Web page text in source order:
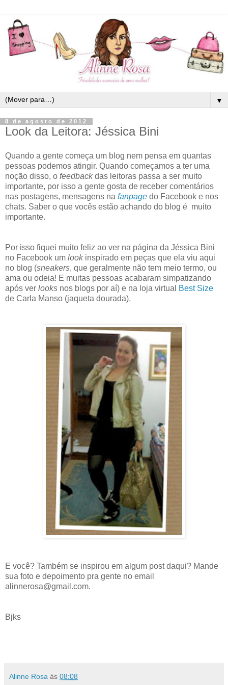
▼
8 de agosto de 2012
Look da Leitora: Jéssica Bini
Quando a gente começa um blog nem pensa em quantas
pessoas podemos atingir. Quando começamos a ter uma
noção disso, o feedbackdas leitoras passa a ser muito
importante, por isso a gente gosta de receber comentários
nas postagens, mensagens na fanpage do Facebook e nos
chats. Saber o que vocês estão achando do blog é muito
importante.
Por isso fiquei muito feliz ao ver na página da Jéssica Bini
no Facebook um lookinspirado em peças que ela viu aqui
no blog (sneakers, que geralmente não tem meio termo, ou
ama ou odeia! E muitas pessoas acabaram simpatizando
após ver looks nos blogs por aí) e na loja virtual
Best Size
de Carla Manso (jaqueta dourada).
E você? Também se inspirou em algum post daqui? Mande
sua foto e depoimento pra gente no email
alinnerosa@gmail.com.
Bjks
Alinne Rosa às 08:08